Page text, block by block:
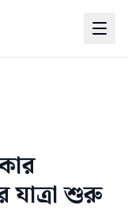
যাত্রা শুরু